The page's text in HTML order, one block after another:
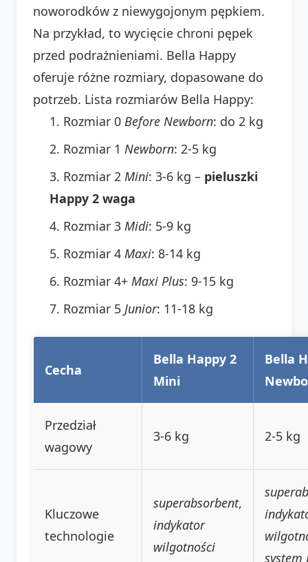
noworodków z niewygojonym pępkiem.
Na przykład, to wycięcie chroni pępek
przed podrażnieniami. Bella Happy
oferuje różne rozmiary, dopasowane do
potrzeb. Lista rozmiarów Bella Happy:
Rozmiar 0 Before Newborn: do 2 kg
Rozmiar 1 Newborn: 2-5 kg
Rozmiar 2 Mini: 3-6 kg – pieluszki
Happy 2 waga
Rozmiar 3 Midi: 5-9 kg
Rozmiar 4 Maxi: 8-14 kg
Rozmiar 4+ Maxi Plus: 9-15 kg
Rozmiar 5 Junior: 11-18 kg
Cecha
Bella Happy 2
Mini
Bella
Przedział
wagowy
3-6 kg 2-5 kg
Kluczowe
technologie
superabsorbent,
indykator
wilgotności
system